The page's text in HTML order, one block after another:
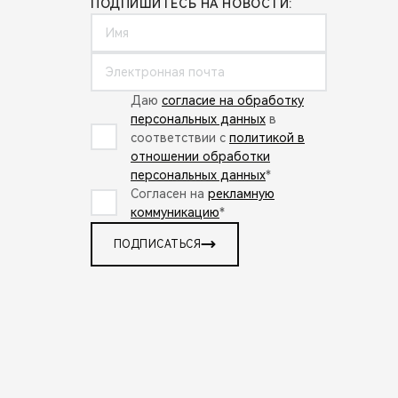
ПОДПИШИТЕСЬ НА НОВОСТИ:
Даю согласие на обработку
персональных данных в
соответствии с политикой в
отношении обработки
персональных данных*
Согласен на рекламную
коммуникацию*
ПОДПИСАТЬСЯ